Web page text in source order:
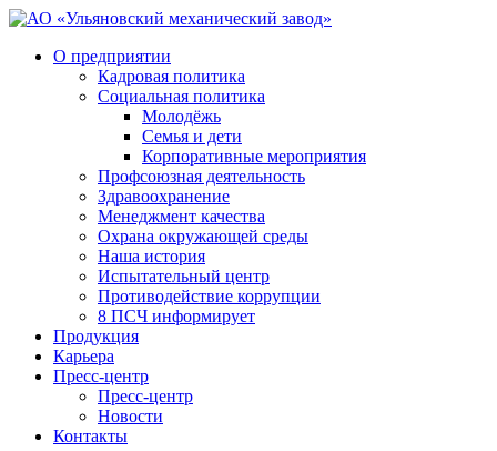
О предприятии
Кадровая политика
Социальная политика
Молодёжь
Семья и дети
Корпоративные мероприятия
Профсоюзная деятельность
Здравоохранение
Менеджмент качества
Охрана окружающей среды
Наша история
Испытательный центр
Противодействие коррупции
8 ПСЧ информирует
Продукция
Карьера
Пресс-центр
Пресс-центр
Новости
Контакты